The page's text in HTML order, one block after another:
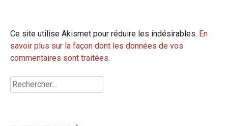
Ce site utilise Akismet pour réduire les indésirables. En
savoir plus sur la façon dont les données de vos
commentaires sont traitées.
Rechercher :